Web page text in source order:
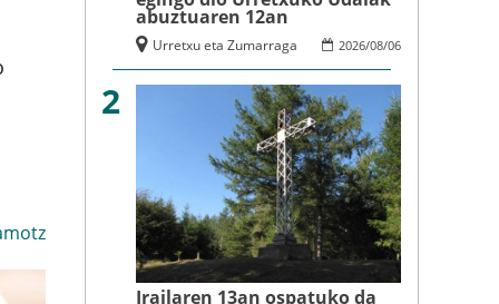
abuztuaren 12an
2026/08/06
Urretxu eta Zumarraga
2
Irailaren 13an ospatuko da